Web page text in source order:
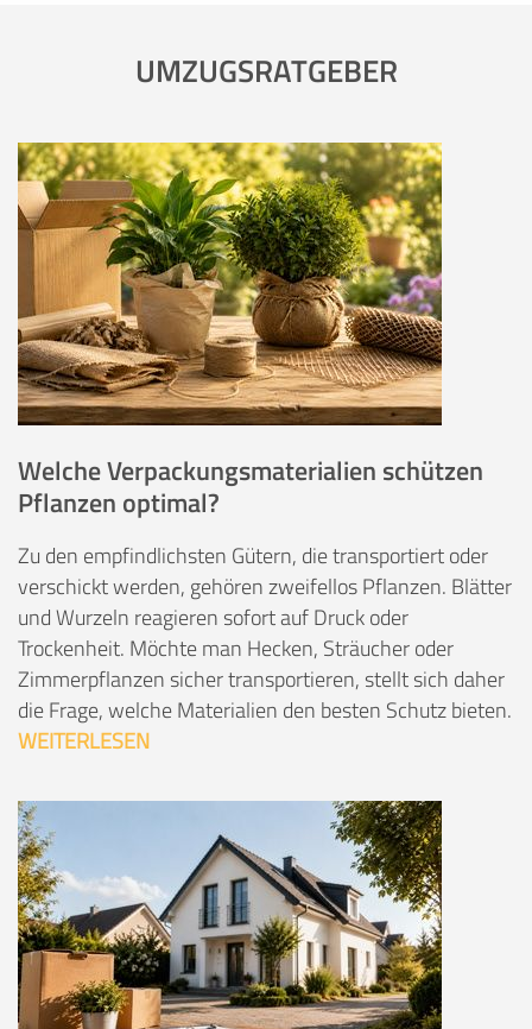
UMZUGSRATGEBER
Welche Verpackungsmaterialien schützen
Pflanzen optimal?
Zu den empfindlichsten Gütern, die transportiert oder
verschickt werden, gehören zweifellos Pflanzen. Blätter
und Wurzeln reagieren sofort auf Druck oder
Trockenheit. Möchte man Hecken, Sträucher oder
Zimmerpflanzen sicher transportieren, stellt sich daher
die Frage, welche Materialien den besten Schutz bieten.
WEITERLESEN